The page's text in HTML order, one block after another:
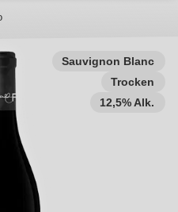
Sauvignon Blanc
Trocken
12,5% Alk.